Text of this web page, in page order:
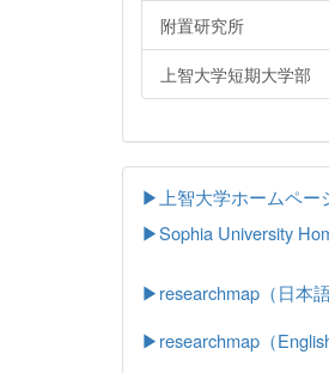
附置研究所
上智大学短期大学部
▶上智大学ホームペー
▶Sophia University
▶researchmap（日本語
▶researchmap（English